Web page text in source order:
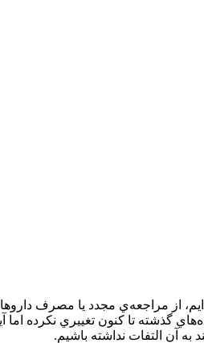
از مراجعه‌ي مجدد يا مصرف داروها
گذشته تا کنون تغييري نکرده
آن التفات نداشته باشيم.